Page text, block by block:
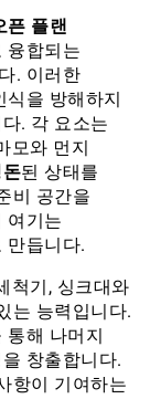
픈 플랜
융합되는
. 이러한
식을 방해하지
. 각 요소는
모와 먼지
된 상태를
비 공간을
여기는
만듭니다.
척기, 싱크대와
는 능력입니다.
통해 나머지
창출합니다.
항이 기여하는